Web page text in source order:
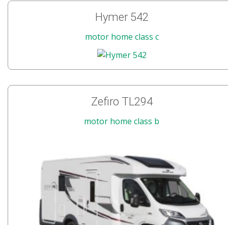
Hymer 542
motor home class c
Zefiro TL294
motor home class b